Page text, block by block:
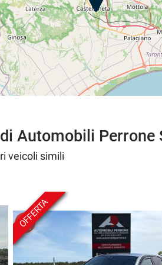
Automobili Perrone
veicoli simili
OFFERTA